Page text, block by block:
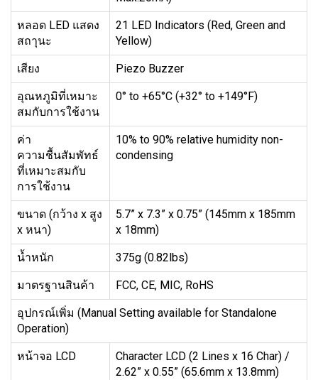
หลอด LED แสดง
สถาุนะ
21 LED Indicators (Red, Green and
Yellow)
เสียง Piezo Buzzer
อุณหภูมิที่เหมาะ
สมกับการใช้งาน
0° to +65°C (+32° to +149°F)
ค่า
ความชื้นสัมพัทธ์
ที่เหมาะสมกับ
การใช้งาน
10% to 90% relative humidity non-
condensing
ขนาด (กว้าง x สูง
x หนา)
5.7” x 7.3” x 0.75” (145mm x 185mm
x 18mm)
น้ำหนัก 375g (0.82lbs)
มาตรฐานสินค้า FCC, CE, MIC, RoHS
อุปกรณ์เพิ่ม (Manual Setting available for Standalone
Operation)
หน้าจอ LCD
Character LCD (2 Lines x 16 Char) /
2.62” x 0.55” (65.6mm x 13.8mm)